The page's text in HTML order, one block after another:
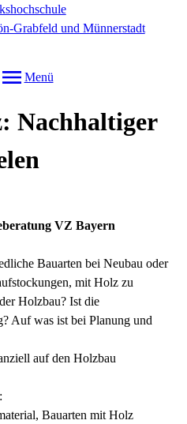
Grabfeld und Münnerstadt
Menü
Nachhaltiger
VZ Bayern
Bauarten bei Neubau oder
mit Holz zu
Holzbau? Ist die
Auf was ist bei Planung und
auf den Holzbau
Bauarten mit Holz